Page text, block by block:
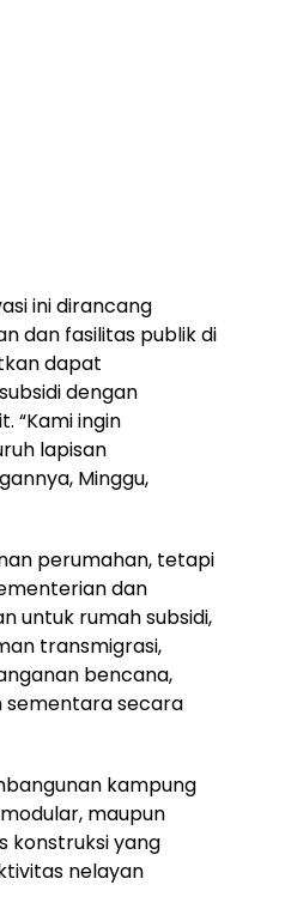
ini dirancang
dan fasilitas publik di
dapat
dengan
“Kami ingin
lapisan
Minggu,
perumahan, tetapi
dan
untuk rumah subsidi,
transmigrasi,
bencana,
sementara secara
kampung
maupun
konstruksi yang
nelayan